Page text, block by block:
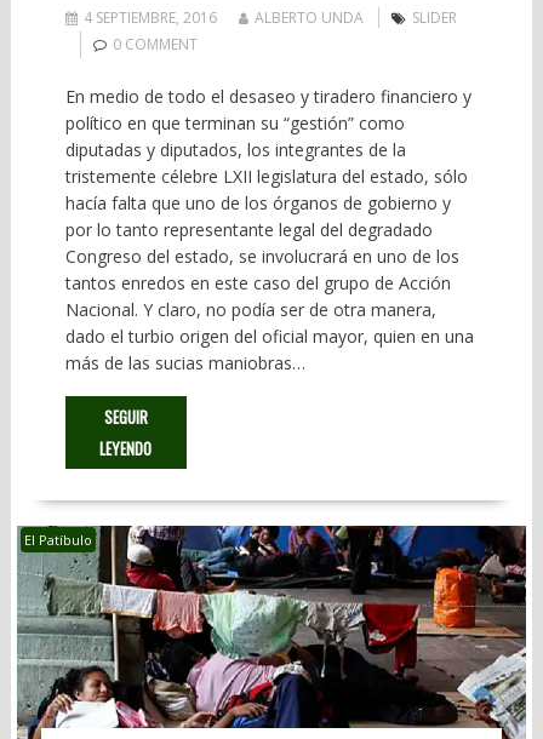
4 SEPTIEMBRE, 2016 ALBERTO UNDA
SLIDER
0 COMMENT
En medio de todo el desaseo y tiradero financiero y
político en que terminan su “gestión” como
diputadas y diputados, los integrantes de la
tristemente célebre LXII legislatura del estado, sólo
hacía falta que uno de los órganos de gobierno y
por lo tanto representante legal del degradado
Congreso del estado, se involucrará en uno de los
tantos enredos en este caso del grupo de Acción
Nacional. Y claro, no podía ser de otra manera,
dado el turbio origen del oficial mayor, quien en una
más de las sucias maniobras…
SEGUIR
LEYENDO
El Patíbulo